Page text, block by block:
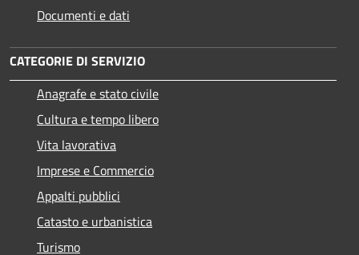
Documenti e dati
CATEGORIE DI SERVIZIO
Anagrafe e stato civile
Cultura e tempo libero
Vita lavorativa
Imprese e Commercio
Appalti pubblici
Catasto e urbanistica
Turismo